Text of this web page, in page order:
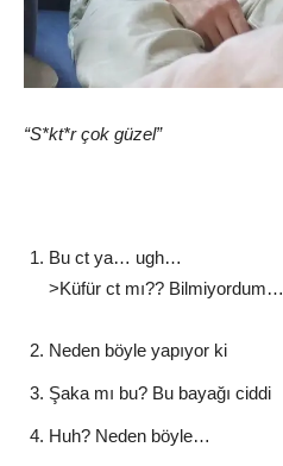
“S*kt*r çok güzel”
Bu ct ya… ugh…
>Küfür ct mı?? Bilmiyordum…
Neden böyle yapıyor ki
Şaka mı bu? Bu bayağı ciddi
Huh? Neden böyle…